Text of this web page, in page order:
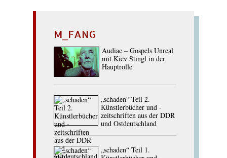
M_FANG
Audiac – Gospels Unreal
mit Kiev Stingl in der
Hauptrolle
„schaden“ Teil 2.
Künstlerbücher und -
zeitschriften aus der DDR
und Ostdeutschland
„schaden“ Teil 1.